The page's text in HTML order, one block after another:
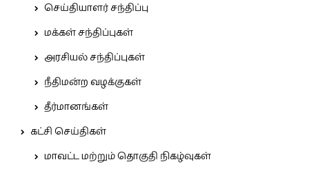
செய்தியாளர் சந்திப்பு
மக்கள் சந்திப்புகள்
அரசியல் சந்திப்புகள்
நீதிமன்ற வழக்குகள்
தீர்மானங்கள்
கட்சி செய்திகள்
மாவட்ட மற்றும் தொகுதி நிகழ்வுகள்